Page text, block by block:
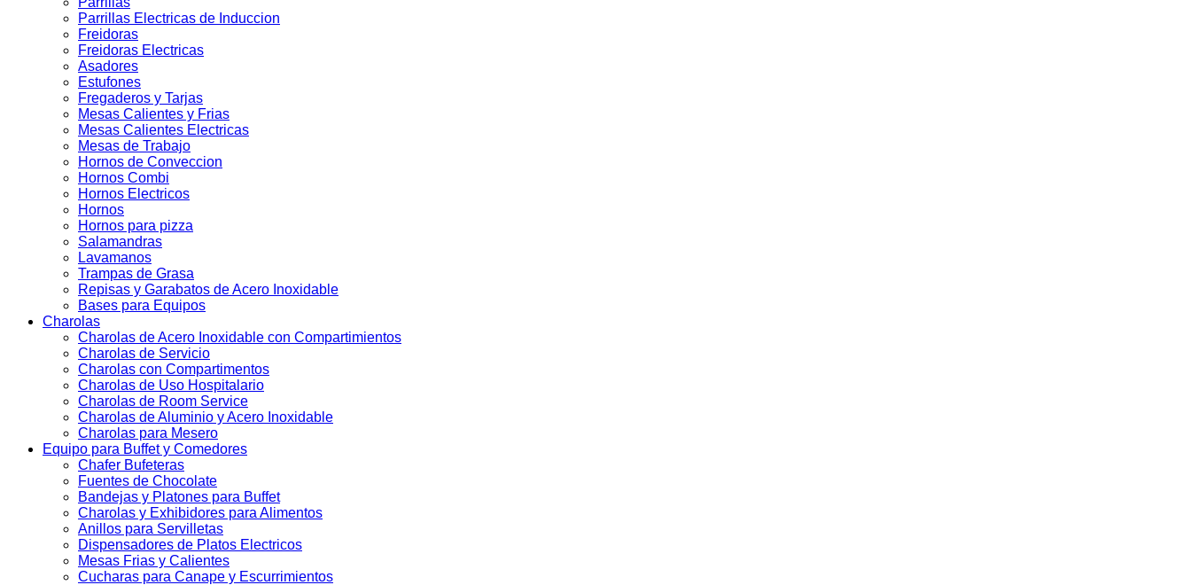
Parrillas Electricas de Induccion
Freidoras
Freidoras Electricas
Asadores
Estufones
Fregaderos y Tarjas
Mesas Calientes y Frias
Mesas Calientes Electricas
Mesas de Trabajo
Hornos de Conveccion
Hornos Combi
Hornos Electricos
Hornos
Hornos para pizza
Salamandras
Lavamanos
Trampas de Grasa
Repisas y Garabatos de Acero Inoxidable
Bases para Equipos
Charolas
Charolas de Acero Inoxidable con Compartimientos
Charolas de Servicio
Charolas con Compartimentos
Charolas de Uso Hospitalario
Charolas de Room Service
Charolas de Aluminio y Acero Inoxidable
Charolas para Mesero
Equipo para Buffet y Comedores
Chafer Bufeteras
Fuentes de Chocolate
Bandejas y Platones para Buffet
Charolas y Exhibidores para Alimentos
Anillos para Servilletas
Dispensadores de Platos Electricos
Mesas Frias y Calientes
Cucharas para Canape y Escurrimientos